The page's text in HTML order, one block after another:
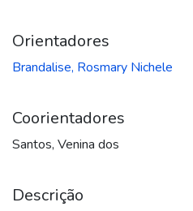
Orientadores
Brandalise, Rosmary Nichele
Coorientadores
Santos, Venina dos
Descrição